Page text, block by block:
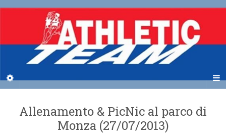
Allenamento & PicNic al parco di
Monza (27/07/2013)